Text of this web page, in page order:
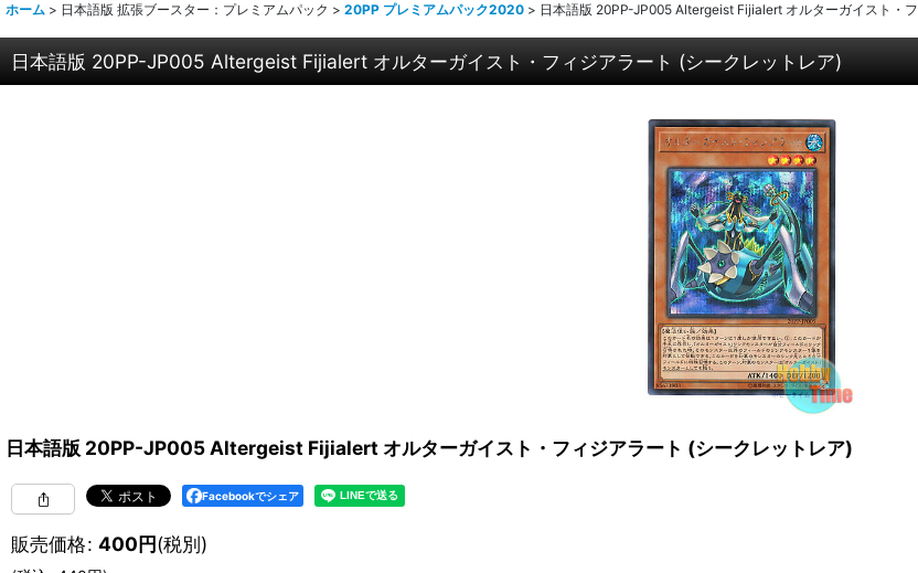
ホーム > 日本語版 拡張ブースター：プレミアムパック > 20PP プレミアムパック2020 > 日本語版 20PP-JP005 Altergeist Fijialert オルターガイスト・
日本語版 20PP-JP005 Altergeist Fijialert オルターガイスト・フィジアラート (シークレットレア)
日本語版 20PP-JP005 Altergeist Fijialert オルターガイスト・フィジアラート (シークレットレア)
Facebookでシェア
販売価格: 400円(税別)